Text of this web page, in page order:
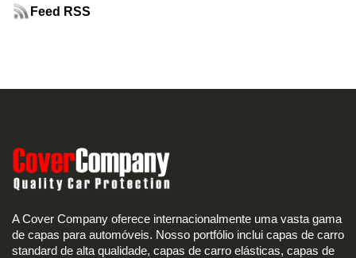
Feed RSS
A Cover Company oferece internacionalmente uma vasta gama
de capas para automóveis. Nosso portfólio inclui capas de carro
standard de alta qualidade, capas de carro elásticas, capas de